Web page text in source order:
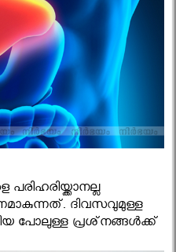
ദിവസവുമുള്ള
പോലുള്ള പ്രശ്‌നങ്ങള്‍ക്ക്